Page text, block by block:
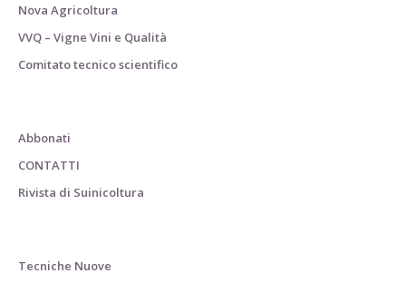
Nova Agricoltura
VVQ – Vigne Vini e Qualità
Comitato tecnico scientifico
Abbonati
CONTATTI
Rivista di Suinicoltura
Tecniche Nuove